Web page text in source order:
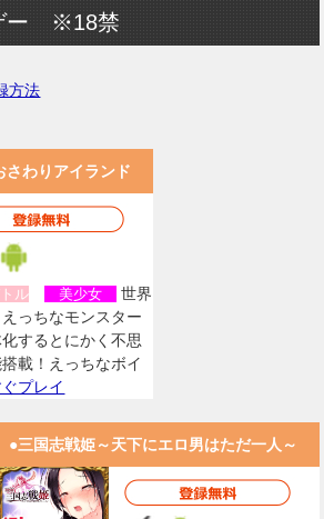
ー ※18禁
方法
わりアイランド
ル 美少女
世界
っちなモンスター
するとにかく不思
載！えっちなボイ
プレイ
●三国志戦姫～天下にエロ男はただ一人～